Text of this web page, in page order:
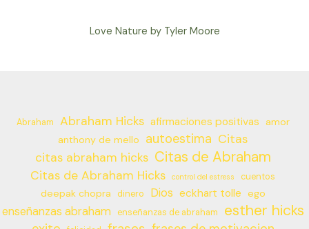
Love Nature by Tyler Moore
Abraham Abraham Hicks afirmaciones positivas
amor
anthony de mello
autoestima Citas
citas abraham hicks Citas de Abraham
Citas de Abraham Hicks control del estress cuentos
deepak chopra dinero Dios eckhart tolle ego
enseñanzas abraham enseñanzas de abraham esther hicks